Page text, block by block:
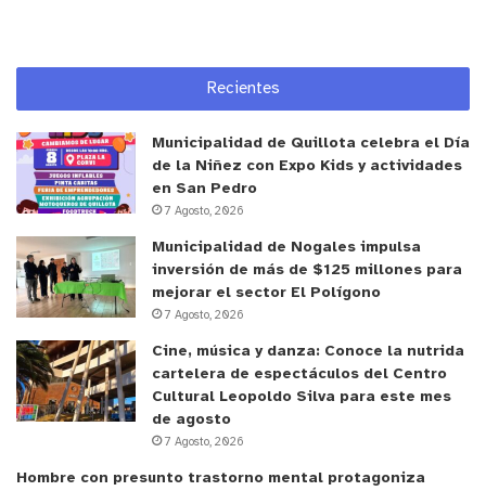
investigación es superior al del resto de los
consultados, así como un sector que, a pesar de
haber rechazado el proceso constituyente, está
muy involucrado y comprometido con informarse
sobre éste.
Dentro de las proyecciones del estudio, se
encuentra la elaboración de un insumo sobre la
estrategia comunicacional de la Convención
que el órgano tiene con la ciudadanía de cara a la
discusión del contenido de la nueva Carta Magna y
del plebiscito de salida.
Recientes
Municipalidad de Quillota celebra el Día
de la Niñez con Expo Kids y actividades
en San Pedro
7 Agosto, 2026
Municipalidad de Nogales impulsa
inversión de más de $125 millones para
mejorar el sector El Polígono
7 Agosto, 2026
Cine, música y danza: Conoce la nutrida
cartelera de espectáculos del Centro
Cultural Leopoldo Silva para este mes
de agosto
7 Agosto, 2026
Hombre con presunto trastorno mental protagoniza